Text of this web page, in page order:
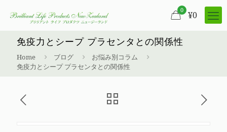
0 ¥0
免疫力とシープ プラセンタとの関係性
Home ブログ
お悩み別コラム
免疫力とシープ プラセンタとの関係性